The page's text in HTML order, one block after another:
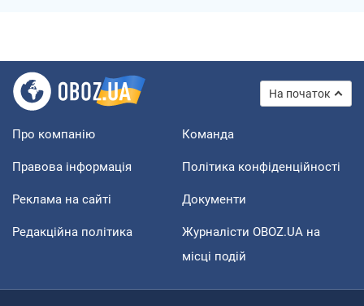
На початок
Про компанію Команда
Правова інформація Політика конфіденційності
Реклама на сайті Документи
Редакційна політика
Журналісти OBOZ.UA на
місці подій